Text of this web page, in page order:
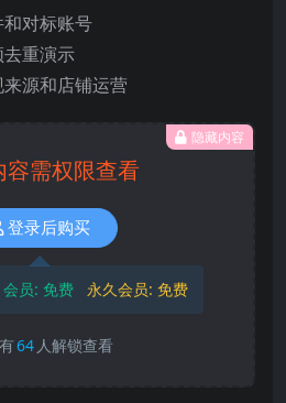
对标账号
重演示
源和店铺运营
隐藏内容
容需权限查看
登录后购买
会员: 免费 永久会员: 免费
64 人解锁查看